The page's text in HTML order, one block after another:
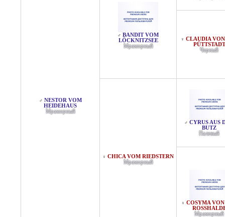
♂ NESTOR VOM
HEIDEHAUS
Мраморный
♂ BANDIT VOM
LÖCKNITZSEE
Мраморный
♀ CLAUDIA
PÜTTSTADT
Черный
♀ CHICA VOM RIEDSTERN
Мраморный
♂ CYRUS AUS
BUTZ
Палевый
♀ COSYMA VON
ROSSHALDE
Мраморный